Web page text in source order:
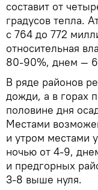
составит от
градусов тепла.
с 764 до 772
относительная
80-90%, днем —
В ряде районов
дожди, а в горах
половине дня
Местами
и утром местами
ночью от 4-9,
и предгорных
3-8 выше нуля.